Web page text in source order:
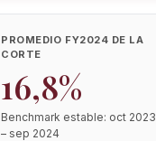
PROMEDIO FY2024 DE LA
CORTE
16,8%
Benchmark estable: oct 2023
– sep 2024